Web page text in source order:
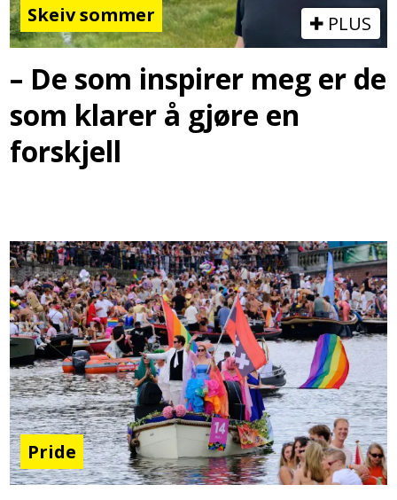
Skeiv sommer PLUS
– De som inspirer meg er de
som klarer å gjøre en
forskjell
Pride